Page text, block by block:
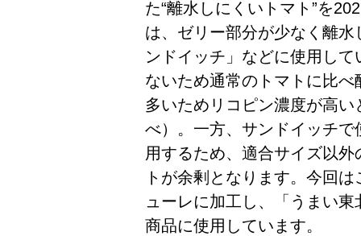
た“離水しにくいトマト”を
は、ゼリー部分が少なく離
ンドイッチ」などに使用し
ないため通常のトマトに比
多いためリコピン濃度が高
べ）。一方、サンドイッチ
用するため、適合サイズ以
トが余剰となります。今回
ューレに加工し、「うまい
商品に使用しています。